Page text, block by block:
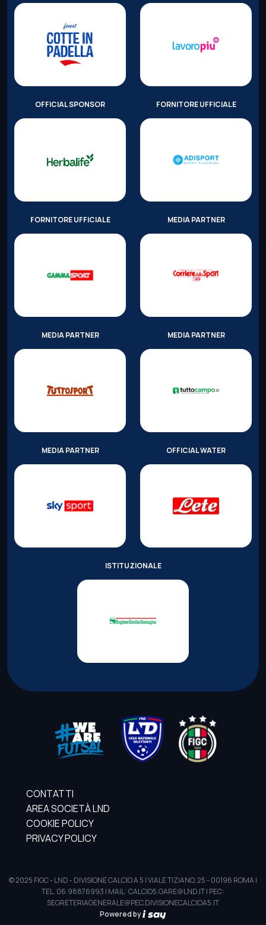
OFFICIAL SPONSOR FORNITORE UFFICIALE
FORNITORE UFFICIALE MEDIA PARTNER
MEDIA PARTNER MEDIA PARTNER
MEDIA PARTNER OFFICIAL WATER
ISTITUZIONALE
CONTATTI
AREA SOCIETÀ LND
COOKIE POLICY
PRIVACY POLICY
© 2025 FIGC - LND - DIVISIONE CALCIO A 5 | VIALE TIZIANO, 25 - 00196 ROMA |
TEL. 06.98876993 | MAIL: CALCIO5.GARE@LND.IT | PEC:
SEGRETERIAGENERALE@PEC.DIVISIONECALCIOA5.IT
Powered by